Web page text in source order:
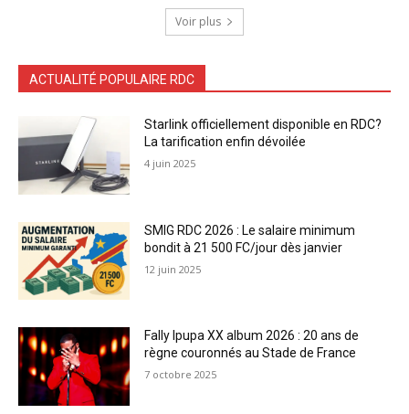
Voir plus
ACTUALITÉ POPULAIRE RDC
Starlink officiellement disponible en RDC?
La tarification enfin dévoilée
4 juin 2025
SMIG RDC 2026 : Le salaire minimum
bondit à 21 500 FC/jour dès janvier
12 juin 2025
Fally Ipupa XX album 2026 : 20 ans de
règne couronnés au Stade de France
7 octobre 2025